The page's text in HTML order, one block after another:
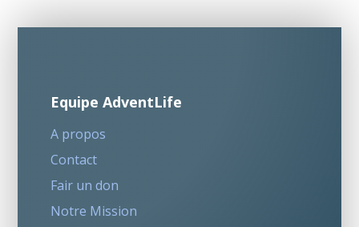
Equipe AdventLife
A propos
Contact
Fair un don
Notre Mission